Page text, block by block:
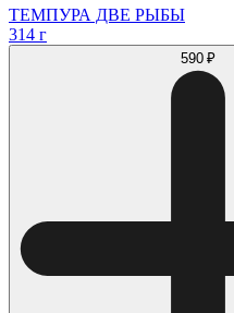
ТЕМПУРА ДВЕ РЫБЫ
314 г
590 ₽